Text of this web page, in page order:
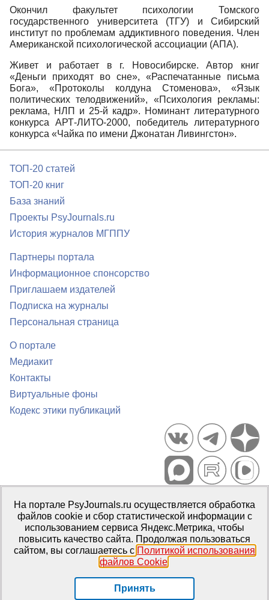
Окончил факультет психологии Томского
государственного университета (ТГУ) и Сибирский
институт по проблемам аддиктивного поведения. Член
Американской психологической ассоциации (АПА).
Живет и работает в г. Новосибирске. Автор книг
«Деньги приходят во сне», «Распечатанные письма
Бога», «Протоколы колдуна Стоменова», «Язык
политических телодвижений», «Психология рекламы:
реклама, НЛП и 25-й кадр». Номинант литературного
конкурса АРТ-ЛИТО-2000, победитель литературного
конкурса «Чайка по имени Джонатан Ливингстон».
ТОП-20 статей
ТОП-20 книг
База знаний
Проекты PsyJournals.ru
История журналов МГППУ
Партнеры портала
Информационное спонсорство
Приглашаем издателей
Подписка на журналы
Персональная страница
О портале
Медиакит
Контакты
Виртуальные фоны
Кодекс этики публикаций
Портал психологических изданий PsyJournals.ru, 2007–2026
Правила использования материалов
Свидетельство регистрации СМИЭл № ФС77-66447 от 14 июля
2016 г.
Издатель: ФГБОУ ВО МГППУ
На портале PsyJournals.ru осуществляется обработка
файлов cookie и сбор статистической информации с
использованием сервиса Яндекс.Метрика, чтобы
повысить качество сайта. Продолжая пользоваться
сайтом, вы соглашаетесь с Политикой использования
файлов Cookie.
Принять